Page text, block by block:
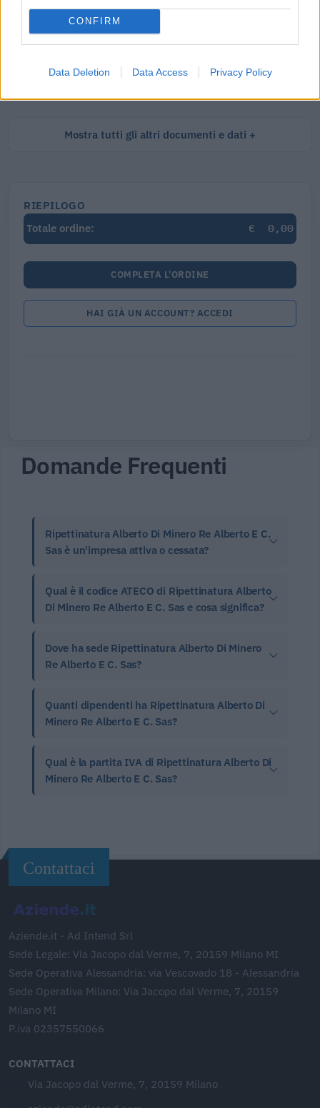
CONFIRM
Data Deletion Data Access Privacy Policy
Visure Camerali - Storico Società di Persone
Mostra tutti gli altri documenti e dati
RIEPILOGO
Totale ordine:
€ 0,00
COMPLETA L'ORDINE
HAI GIÀ UN ACCOUNT? ACCEDI
Domande Frequenti
Ripettinatura Alberto Di Minero Re Alberto E C.
Sas è un'impresa attiva o cessata?
Qual è il codice ATECO di Ripettinatura Alberto
Di Minero Re Alberto E C. Sas e cosa significa?
Dove ha sede Ripettinatura Alberto Di Minero
Re Alberto E C. Sas?
Quanti dipendenti ha Ripettinatura Alberto Di
Minero Re Alberto E C. Sas?
Qual è la partita IVA di Ripettinatura Alberto Di
Minero Re Alberto E C. Sas?
Contattaci
Aziende.it - Ad Intend Srl
Sede Legale: Via Jacopo dal Verme, 7, 20159 Milano MI
Sede Operativa Alessandria: via Vescovado 18 - Alessandria
Sede Operativa Milano: Via Jacopo dal Verme, 7, 20159
Milano MI
P.iva 02357550066
CONTATTACI
Via Jacopo dal Verme, 7, 20159 Milano